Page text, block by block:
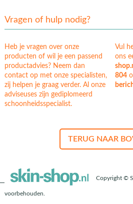
Vragen of hulp nodig?
Heb je vragen over onze
producten of wil je een passend
productadvies? Neem dan
contact op met onze specialisten,
zij helpen je graag verder. Al onze
adviseuses zijn gediplomeerd
schoonheidsspecialist.
Vul
ons
804
TERUG NAAR
Copyright ©
voorbehouden.